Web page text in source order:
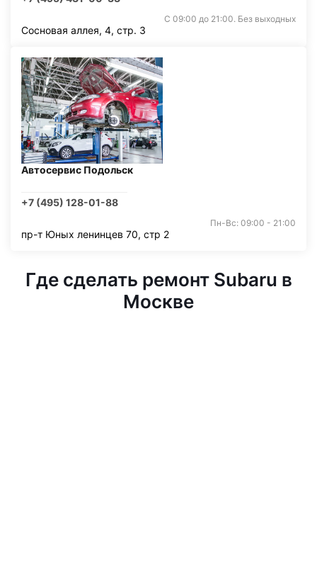
С 09:00 до 21:00. Без выходных
Сосновая аллея, 4, стр. 3
Автосервис Подольск
+7 (495) 128-01-88
Пн-Вс: 09:00 - 21:00
пр-т Юных ленинцев 70, стр 2
Где сделать ремонт Subaru в
Москве